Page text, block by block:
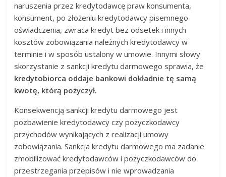
naruszenia przez kredytodawcę praw konsumenta,
konsument, po złożeniu kredytodawcy pisemnego
oświadczenia, zwraca kredyt bez odsetek i innych
kosztów zobowiązania należnych kredytodawcy w
terminie i w sposób ustalony w umowie. Innymi słowy
skorzystanie z sankcji kredytu darmowego sprawia, że
kredytobiorca oddaje bankowi dokładnie tę samą
kwotę, którą pożyczył.
Konsekwencją sankcji kredytu darmowego jest
pozbawienie kredytodawcy czy pożyczkodawcy
przychodów wynikających z realizacji umowy
zobowiązania. Sankcja kredytu darmowego ma zadanie
zmobilizować kredytodawców i pożyczkodawców do
przestrzegania przepisów i nie wprowadzania